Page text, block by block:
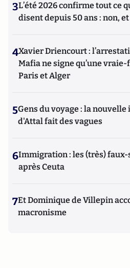
3L’été 2026 confirme tout ce
disent depuis 50 ans : non,
4Xavier Driencourt :
Mafia ne signe qu’une
Paris et Alger
5Gens du voyage : la
d'Attal fait des vagues
6Immigration : les (très)
après Ceuta
7Et Dominique de Villepin
macronisme